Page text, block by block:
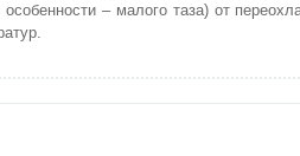
– малого таза) от